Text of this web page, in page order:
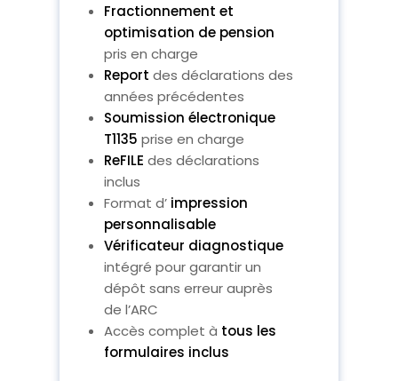
Fractionnement et
optimisation de pension
pris en charge
Report des déclarations des
années précédentes
Soumission électronique
T1135 prise en charge
ReFILE des déclarations
inclus
Format d’ impression
personnalisable
Vérificateur diagnostique
intégré pour garantir un
dépôt sans erreur auprès
de l’ARC
Accès complet à tous les
formulaires inclus